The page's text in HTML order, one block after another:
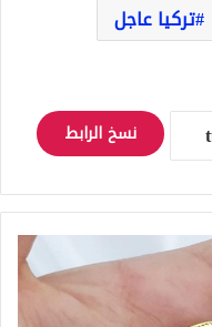
تركيا عاجل
نسخ الرابط